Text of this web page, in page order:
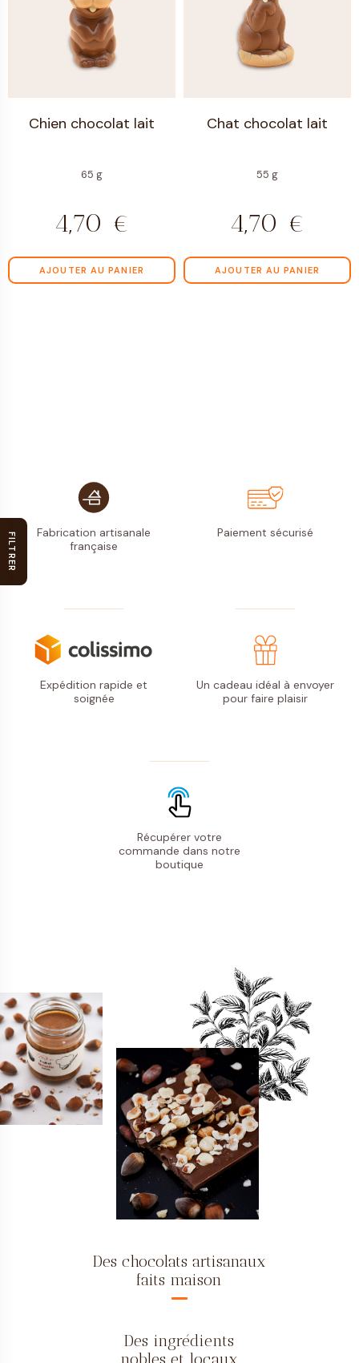
FILTRER
Chien chocolat lait
65 g
4,70 €
AJOUTER AU PANIER
Chat chocolat lait
55 g
4,70 €
AJOUTER AU PANIER
Fabrication artisanale
française
Paiement sécurisé
Expédition rapide et
soignée
Un cadeau idéal à envoyer
pour faire plaisir
Récupérer votre
commande dans notre
boutique
Des chocolats artisanaux
faits maison
Des ingrédients
nobles et locaux